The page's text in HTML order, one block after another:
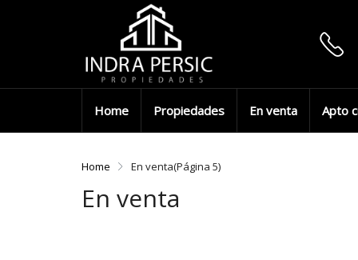
Home Propiedades En venta Apto
Home En venta(Página 5)
En venta